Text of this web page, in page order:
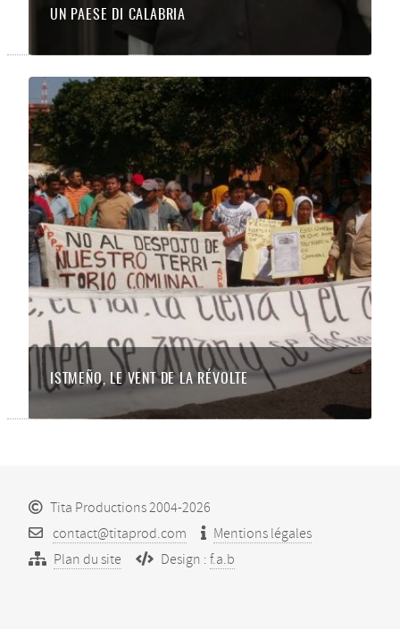
UN PAESE DI CALABRIA
ISTMEÑO, LE VENT DE LA RÉVOLTE
Tita Productions 2004-2026
contact@titaprod.com
Mentions légales
Plan du site
Design : f.a.b